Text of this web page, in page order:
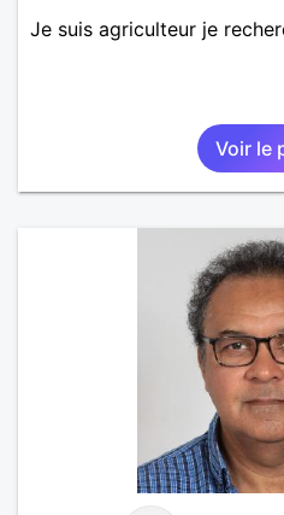
Je suis agriculteur je
Voir le